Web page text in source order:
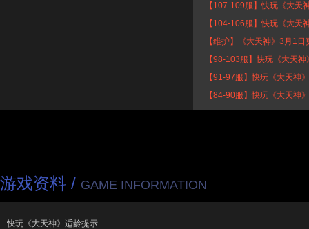
【107-109服】快玩《大
【104-106服】快玩《大天
【维护】《大天神》3月1日
【98-103服】快玩《大天
【91-97服】快玩《大天神
【84-90服】快玩《大天神
游戏资料 / GAME INFORMATION
快玩《大天神》适龄提示